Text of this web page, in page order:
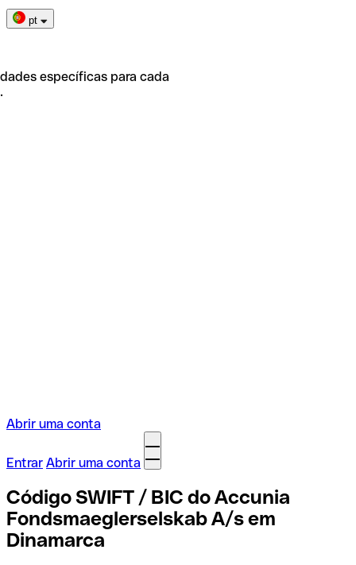
pt
específicas para cada
Abrir uma conta
Entrar Abrir uma conta
Código SWIFT / BIC do Accunia
Fondsmaeglerselskab A/s em
Dinamarca